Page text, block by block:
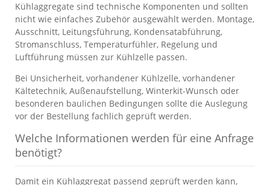
Kühlaggregate sind technische Komponenten und sollten
nicht wie einfaches Zubehör ausgewählt werden. Montage,
Ausschnitt, Leitungsführung, Kondensatabführung,
Stromanschluss, Temperaturfühler, Regelung und
Luftführung müssen zur Kühlzelle passen.
Bei Unsicherheit, vorhandener Kühlzelle, vorhandener
Kältetechnik, Außenaufstellung, Winterkit-Wunsch oder
besonderen baulichen Bedingungen sollte die Auslegung
vor der Bestellung fachlich geprüft werden.
Welche Informationen werden für eine Anfrage
benötigt?
Damit ein Kühlaggregat passend geprüft werden kann,